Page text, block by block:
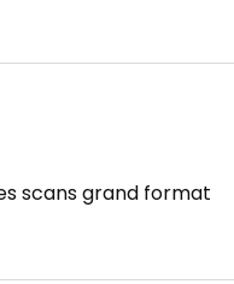
scans grand format